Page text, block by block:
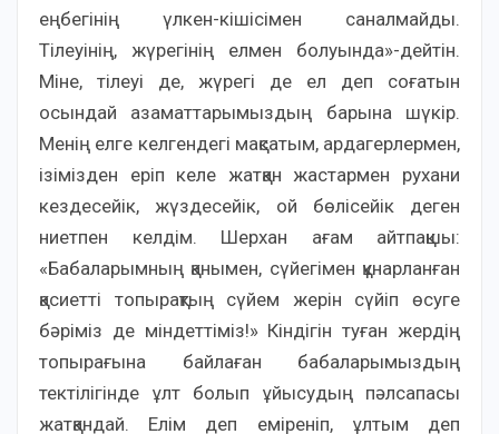
еңбегінің үлкен-кішісімен саналмайды.
Тілеуінің, жүрегінің елмен болуында»-дейтін.
Міне, тілеуі де, жүрегі де ел деп соғатын
осындай азаматтарымыздың барына шүкір.
Менің елге келгендегі мақсатым, ардагерлермен,
ізімізден еріп келе жатқан жастармен рухани
кездесейік, жүздесейік, ой бөлісейік деген
ниетпен келдім. Шерхан ағам айтпақшы:
«Бабаларымның қанымен, сүйегімен құнарланған
қасиетті топырақтың сүйем жерін сүйіп өсуге
бәріміз де міндеттіміз!» Кіндігін туған жердің
топырағына байлаған бабаларымыздың
тектілігінде ұлт болып ұйысудың пәлсапасы
жатқандай. Елім деп еміреніп, ұлтым деп